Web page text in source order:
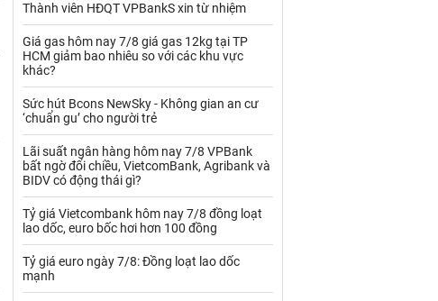
Palladium Phân bón
Rau - Củ -Quả Sắt thép
Sữa
Than Thức ăn chăn nuôi
Thủy hải sản khác Tôm
VLXD khác Xăng dầu
Thành viên HĐQT VPBankS xin từ nhiệm
Giá gas hôm nay 7/8 giá gas 12kg tại TP
HCM giảm bao nhiêu so với các khu vực
khác?
Sức hút Bcons NewSky - Không gian an cư
‘chuẩn gu’ cho người trẻ
Lãi suất ngân hàng hôm nay 7/8 VPBank
bất ngờ đổi chiều, VietcomBank, Agribank và
BIDV có động thái gì?
Tỷ giá Vietcombank hôm nay 7/8 đồng loạt
lao dốc, euro bốc hơi hơn 100 đồng
Tỷ giá euro ngày 7/8: Đồng loạt lao dốc
mạnh